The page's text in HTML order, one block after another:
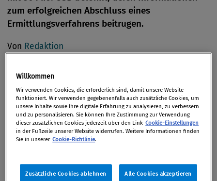
zum erfolgreichen Abschluss eines
Ermittlungsverfahrens beitrugen.
Von Redaktion
Einer der beiden Hinweisgeber erhielt 13 Mio. USD,
ein zweiter 37 Mio. USD – letztere ist die
dritthöchste Summe nach einer Zahlung von 50 Mio.
USD im März 2018 und von 39 Mio. USD im
Willkommen
Wir verwenden Cookies, die erforderlich sind, damit unsere Website
funktioniert. Wir verwenden gegebenenfalls auch zusätzliche Cookies, um
unsere Inhalte sowie Ihre digitale Erfahrung zu analysieren, zu verbessern
und zu personalisieren. Sie können Ihre Zustimmung zur Verwendung
dieser zusätzlichen Cookies jederzeit über den Link Cookie-Einstellungen
in der Fußzeile unserer Website widerrufen. Weitere Informationen finden
Sie in unserer Cookie-Richtlinie.
Zusätzliche Cookies ablehnen Alle Cookies akzeptieren